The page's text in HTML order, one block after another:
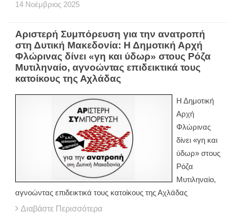
14 Νοέμβριος 2025
Αριστερή Συμπόρευση για την ανατροπή
στη Δυτική Μακεδονία: Η Δημοτική Αρχή
Φλώρινας δίνει «γη και ύδωρ» στους Ρόζα
Μυτιληναίο, αγνοώντας επιδεικτικά τους
κατοίκους της Αχλάδας
Η Δημοτική
Αρχή
Φλώρινας
δίνει «γη και
ύδωρ» στους
Ρόζα
Μυτιληναίο,
αγνοώντας επιδεικτικά τους κατοίκους της Αχλάδας
Διαβάστε Περισσότερα